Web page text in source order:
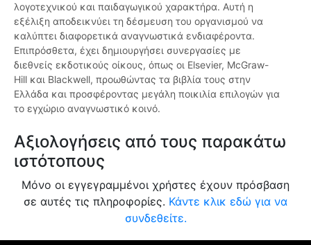
λογοτεχνικού και παιδαγωγικού χαρακτήρα. Αυτή η
εξέλιξη αποδεικνύει τη δέσμευση του οργανισμού να
καλύπτει διαφορετικά αναγνωστικά ενδιαφέροντα.
Επιπρόσθετα, έχει δημιουργήσει συνεργασίες με
διεθνείς εκδοτικούς οίκους, όπως οι Elsevier, McGraw-
Hill και Blackwell, προωθώντας τα βιβλία τους στην
Ελλάδα και προσφέροντας μεγάλη ποικιλία επιλογών για
το εγχώριο αναγνωστικό κοινό.
Αξιολογήσεις από τους παρακάτω
ιστότοπους
Μόνο οι εγγεγραμμένοι χρήστες έχουν πρόσβαση
σε αυτές τις πληροφορίες. Κάντε κλικ εδώ για να
συνδεθείτε.